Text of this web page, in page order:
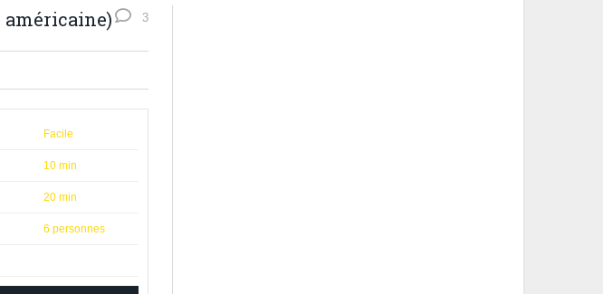
américaine) 3
Facile
10 min
20 min
6 personnes